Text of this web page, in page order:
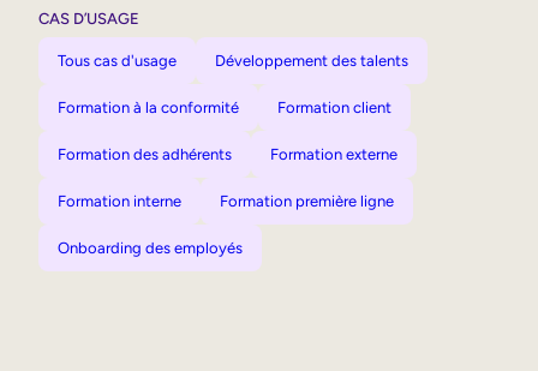
CAS D’USAGE
Tous cas d'usage Développement des talents
Formation à la conformité Formation client
Formation des adhérents Formation externe
Formation interne Formation première ligne
Onboarding des employés